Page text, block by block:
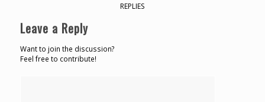
REPLIES
Leave a Reply
Want to join the discussion?
Feel free to contribute!